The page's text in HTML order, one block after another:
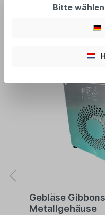
empfohlenes
Gebläse
Metallgehäuse
Bitte